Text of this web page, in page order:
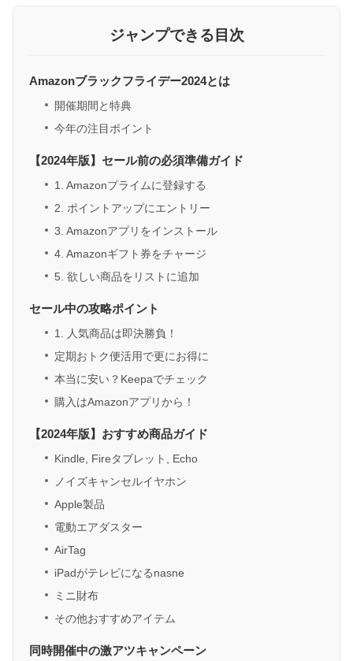
ジャンプできる目次
Amazonブラックフライデー2024とは
開催期間と特典
今年の注目ポイント
【2024年版】セール前の必須準備ガイド
1. Amazonプライムに登録する
2. ポイントアップにエントリー
3. Amazonアプリをインストール
4. Amazonギフト券をチャージ
5. 欲しい商品をリストに追加
セール中の攻略ポイント
1. 人気商品は即決勝負！
定期おトク便活用で更にお得に
本当に安い？Keepaでチェック
購入はAmazonアプリから！
【2024年版】おすすめ商品ガイド
Kindle, Fireタブレット, Echo
ノイズキャンセルイヤホン
Apple製品
電動エアダスター
AirTag
iPadがテレビになるnasne
ミニ財布
その他おすすめアイテム
同時開催中の激アツキャンペーン